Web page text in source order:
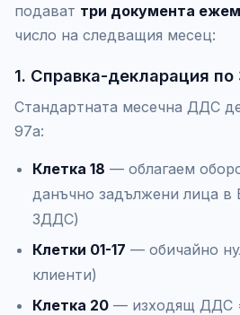
подават три документа
число на следващия месец:
1. Справка-декларация
Стандартната месечна ДДС
97а:
Клетка 18 — облагаем
данъчно задължени лица в
ЗДДС)
Клетки 01-17 — обичайно
клиенти)
Клетка 20 — изходящ ДДС